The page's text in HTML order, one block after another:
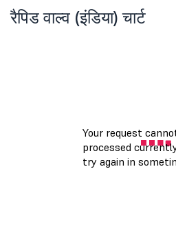
रैपिड वाल्व (इंडिया) चार्ट